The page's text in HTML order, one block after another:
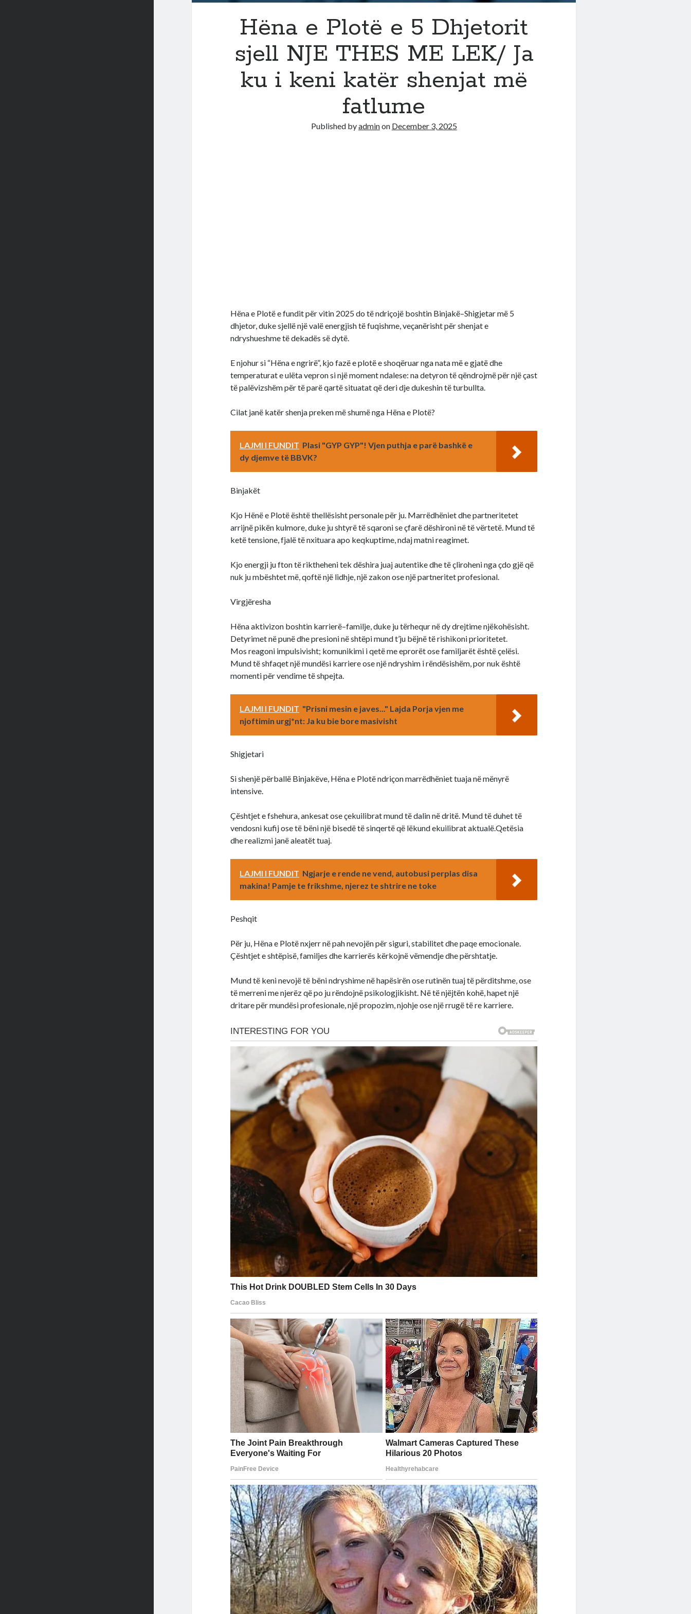
Hëna e Plotë e 5 Dhjetorit
sjell NJE THES ME LEK/ Ja
ku i keni katër shenjat më
fatlume
Published byadminon December 3, 2025
Hëna e Plotë e fundit për vitin 2025 do të ndriçojë boshtin Binjakë–Shigjetar më 5
dhjetor, duke sjellë një valë energjish të fuqishme, veçanërisht për shenjat e
ndryshueshme të dekadës së dytë.
E njohur si “Hëna e ngrirë”, kjo fazë e plotë e shoqëruar nga nata më e gjatë dhe
temperaturat e ulëta vepron si një moment ndalese: na detyron të qëndrojmë për një çast
të palëvizshëm për të parë qartë situatat që deri dje dukeshin të turbullta.
Cilat janë katër shenja preken më shumë nga Hëna e Plotë?
LAJMI I FUNDIT Plasi "GYP GYP"! Vjen puthja e parë bashkë e
dy djemve të BBVK?
Binjakët
Kjo Hënë e Plotë është thellësisht personale për ju. Marrëdhëniet dhe partneritetet
arrijnë pikën kulmore, duke ju shtyrë të sqaroni se çfarë dëshironi në të vërtetë. Mund të
ketë tensione, fjalë të nxituara apo keqkuptime, ndaj matni reagimet.
Kjo energji ju fton të riktheheni tek dëshira juaj autentike dhe të çliroheni nga çdo gjë që
nuk ju mbështet më, qoftë një lidhje, një zakon ose një partneritet profesional.
Virgjëresha
Hëna aktivizon boshtin karrierë–familje, duke ju tërhequr në dy drejtime njëkohësisht.
Detyrimet në punë dhe presioni në shtëpi mund t’ju bëjnë të rishikoni prioritetet.
Mos reagoni impulsivisht; komunikimi i qetë me eprorët ose familjarët është çelësi.
Mund të shfaqet një mundësi karriere ose një ndryshim i rëndësishëm, por nuk është
momenti për vendime të shpejta.
LAJMI I FUNDIT "Prisni mesin e javes..." Lajda Porja vjen me
njoftimin urgj*nt: Ja ku bie bore masivisht
Shigjetari
Si shenjë përballë Binjakëve, Hëna e Plotë ndriçon marrëdhëniet tuaja në mënyrë
intensive.
Çështjet e fshehura, ankesat ose çekuilibrat mund të dalin në dritë. Mund të duhet të
vendosni kufij ose të bëni një bisedë të sinqertë që lëkund ekuilibrat aktualë.Qetësia
dhe realizmi janë aleatët tuaj.
LAJMI I FUNDIT Ngjarje e rende ne vend, autobusi perplas disa
makina! Pamje te frikshme, njerez te shtrire ne toke
Peshqit
Për ju, Hëna e Plotë nxjerr në pah nevojën për siguri, stabilitet dhe paqe emocionale.
Çështjet e shtëpisë, familjes dhe karrierës kërkojnë vëmendje dhe përshtatje.
Mund të keni nevojë të bëni ndryshime në hapësirën ose rutinën tuaj të përditshme, ose
të merreni me njerëz që po ju rëndojnë psikologjikisht. Në të njëjtën kohë, hapet një
dritare për mundësi profesionale, një propozim, njohje ose një rrugë të re karriere.